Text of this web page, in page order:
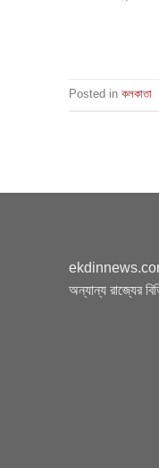
Posted in কলকাতা
ekdinnews.com
অন্যান্য রাজ্যের